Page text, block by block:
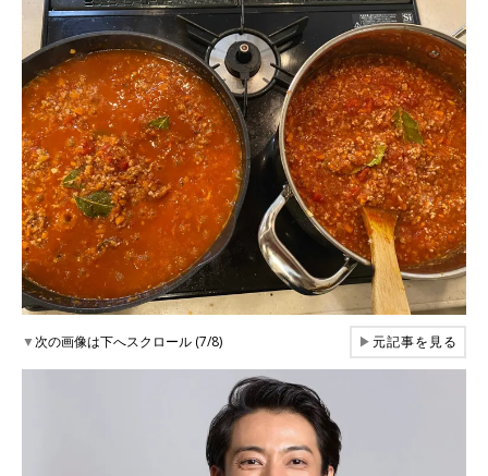
▼次の画像は下へスクロール (7/8) ▶元記事を見る